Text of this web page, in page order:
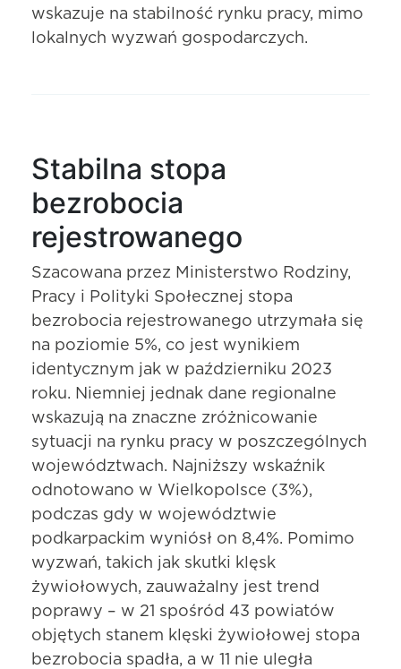
wskazuje na stabilność rynku pracy, mimo
lokalnych wyzwań gospodarczych.
Stabilna stopa
bezrobocia
rejestrowanego
Szacowana przez Ministerstwo Rodziny,
Pracy i Polityki Społecznej stopa
bezrobocia rejestrowanego utrzymała się
na poziomie 5%, co jest wynikiem
identycznym jak w październiku 2023
roku. Niemniej jednak dane regionalne
wskazują na znaczne zróżnicowanie
sytuacji na rynku pracy w poszczególnych
województwach. Najniższy wskaźnik
odnotowano w Wielkopolsce (3%),
podczas gdy w województwie
podkarpackim wyniósł on 8,4%. Pomimo
wyzwań, takich jak skutki klęsk
żywiołowych, zauważalny jest trend
poprawy – w 21 spośród 43 powiatów
objętych stanem klęski żywiołowej stopa
bezrobocia spadła, a w 11 nie uległa